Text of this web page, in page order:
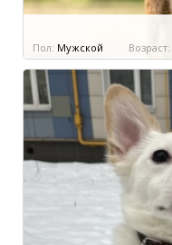
Пол: Мужской Возраст: